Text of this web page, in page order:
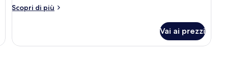
Scopri di più
Altri
One
Vai ai prezzi